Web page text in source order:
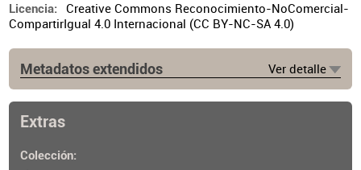
Licencia
Creative Commons Reconocimiento-NoComercial-
CompartirIgual 4.0 Internacional (CC BY-NC-SA 4.0)
Metadatos extendidos Ver detalle
Extras
Colección